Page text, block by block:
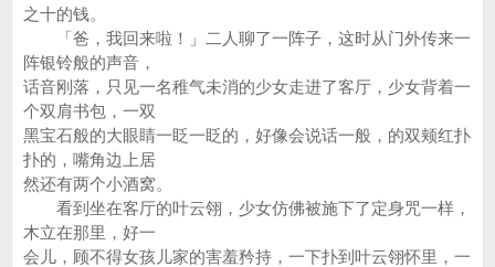
之十的钱。
「爸，我回来啦！」二人聊了一阵子，这时从门外传来一
阵银铃般的声音，
话音刚落，只见一名稚气未消的少女走进了客厅，少女背着一
个双肩书包，一双
黑宝石般的大眼睛一眨一眨的，好像会说话一般，的双颊红扑
扑的，嘴角边上居
然还有两个小酒窝。
看到坐在客厅的叶云翎，少女仿佛被施下了定身咒一样，
木立在那里，好一
会儿，顾不得女孩儿家的害羞矜持，一下扑到叶云翎怀里，一